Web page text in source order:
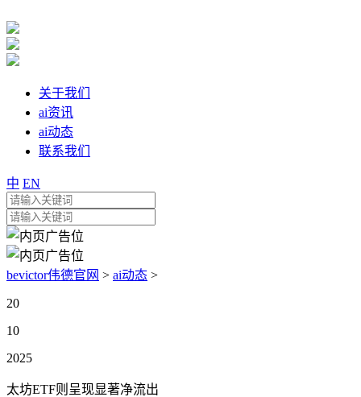
关于我们
ai资讯
ai动态
联系我们
中 EN
bevictor伟德官网 > ai动态 >
20
10
2025
太坊ETF则呈现显著净流出